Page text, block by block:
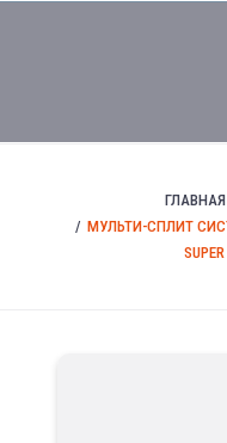
ГЛАВНАЯ
МУЛЬТИ-СПЛИТ